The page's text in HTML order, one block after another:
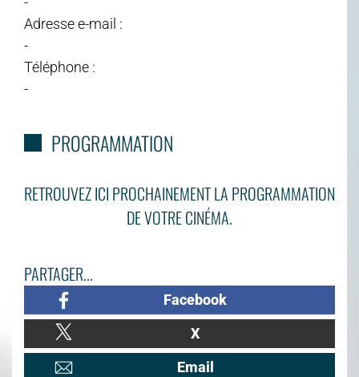
Adresse e-mail :
-
Téléphone :
-
PROGRAMMATION
RETROUVEZ ICI PROCHAINEMENT LA PROGRAMMATION
DE VOTRE CINÉMA.
PARTAGER...
Facebook
X
Email